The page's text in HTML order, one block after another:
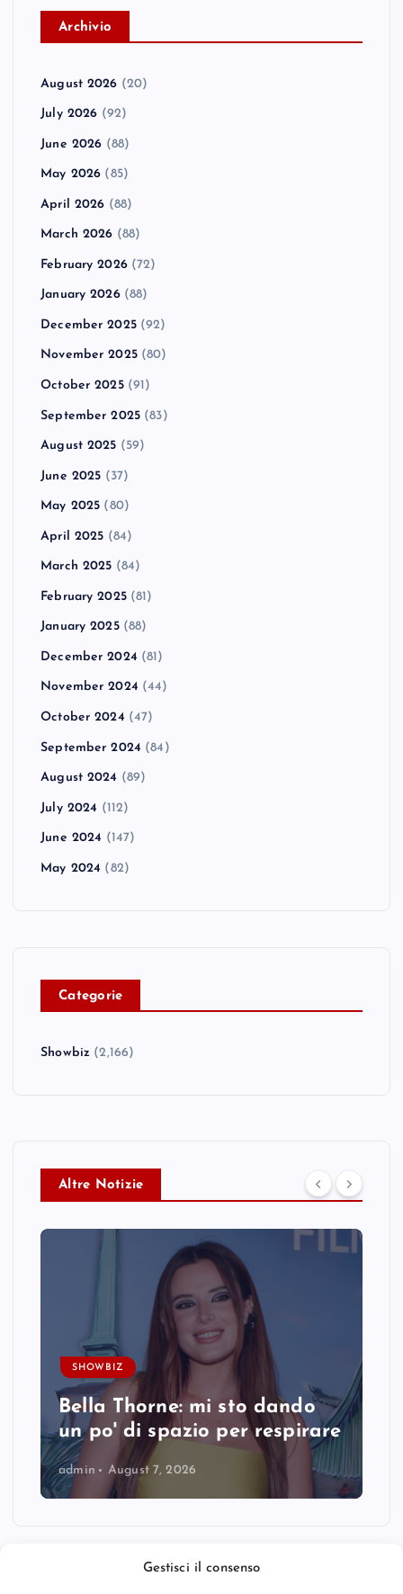
Gestisci il consenso
Archivio
August 2026 (20)
July 2026 (92)
June 2026 (88)
May 2026 (85)
April 2026 (88)
March 2026 (88)
February 2026(72)
January 2026(88)
December 2025(92)
November 2025(80)
October 2025(91)
September 2025 (83)
August 2025 (59)
June 2025 (37)
May 2025 (80)
April 2025 (84)
March 2025 (84)
February 2025(81)
January 2025(88)
December 2024 (81)
November 2024 (44)
October 2024 (47)
September 2024 (84)
August 2024 (89)
July 2024 (112)
June 2024 (147)
May 2024 (82)
Categorie
Showbiz (2,166)
Altre Notizie
SHOWBIZ
Bella Thorne: mi sto dando
un po' di spazio per respirare
admin August 7, 2026